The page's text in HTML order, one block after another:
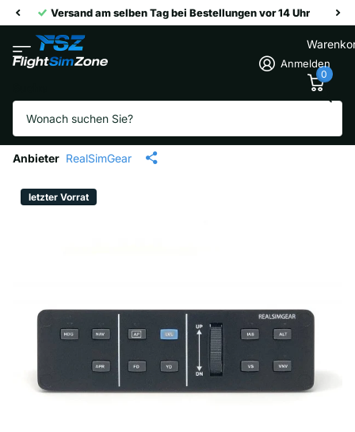
Versand am selben Tag bei Bestellungen vor 14 Uhr
Anmelden
0
RealSimGear GFC700
Autopilot
Anbieter RealSimGear
letzter Vorrat